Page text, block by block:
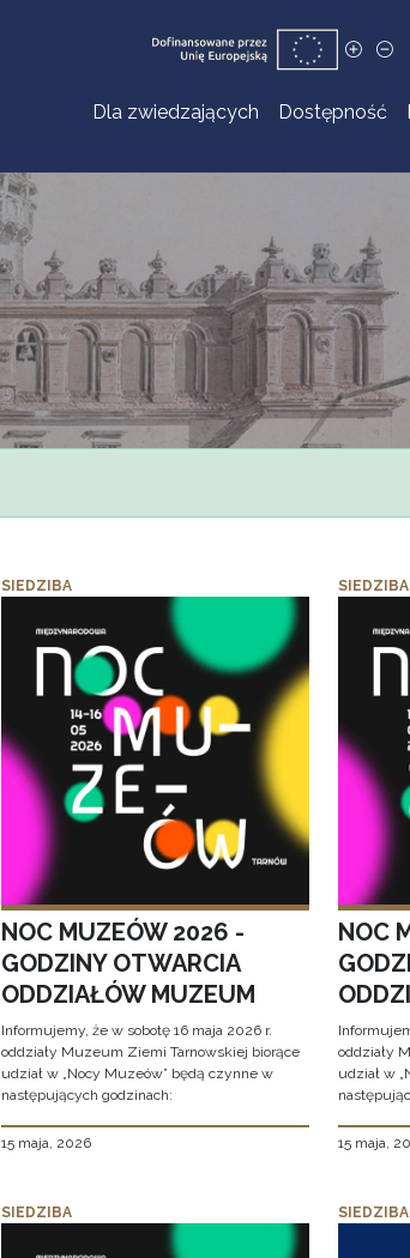
Dla zwiedzających Dostępność
SIEDZIBA
NOC MUZEÓW 2026 -
GODZINY OTWARCIA
ODDZIAŁÓW MUZEUM
Informujemy, że w sobotę 16 maja 2026 r.
oddziały Muzeum Ziemi Tarnowskiej biorące
udział w „Nocy Muzeów” będą czynne w
następujących godzinach:
15 maja, 2026
SIEDZIBA
NOC
oddziały
udział w
15 maja,
SIEDZIBA SIEDZIBA